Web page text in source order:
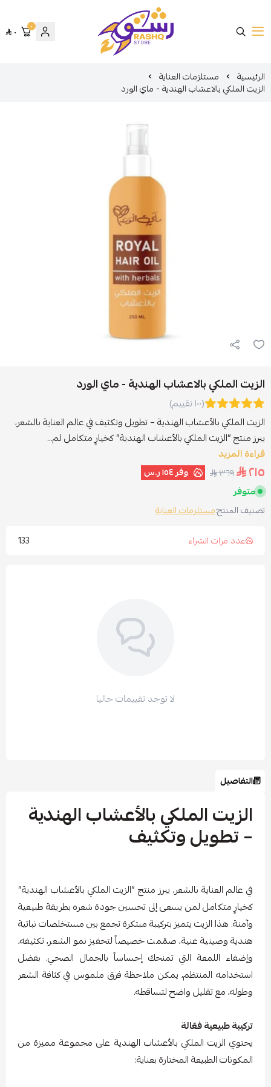
متجر رشق
٠ ٠
الرئيسية مستلزمات العناية
الزيت الملكي بالاعشاب الهندية - ماي الورد
الزيت الملكي بالاعشاب الهندية - ماي الورد
(١٠٠ تقييم)
الزيت الملكي بالأعشاب الهندية – تطويل وتكثيف في عالم العناية بالشعر،
يبرز منتج “الزيت الملكي بالأعشاب الهندية” كخيارٍ متكامل لم...
قراءة المزيد
٢١٥ ٣٦٩ وفر١٥٤ ر.س
متوفر
تصنيف المنتج:مستلزمات العناية
عدد مرات الشراء
133
لا توجد تقييمات حاليا
التفاصيل
الزيت الملكي بالأعشاب الهندية
– تطويل وتكثيف
في عالم العناية بالشعر، يبرز منتج “الزيت الملكي بالأعشاب الهندية”
كخيارٍ متكامل لمن يسعى إلى تحسين جودة شعره بطريقة طبيعية
وآمنة. هذا الزيت يتميز بتركيبة مبتكرة تجمع بين مستخلصات نباتية
هندية وصينية غنية، صمّمت خصيصاً لتحفيز نمو الشعر، تكثيفه،
وإضفاء اللمعة التي تمنحك إحساساً بالجمال الصحي. بفضل
استخدامه المنتظم، يمكن ملاحظة فرق ملموس في كثافة الشعر
وطوله، مع تقليل واضح لتساقطه.
تركيبة طبيعية فعّالة
يحتوي الزيت الملكي بالأعشاب الهندية على مجموعة مميزة من
المكونات الطبيعة المختارة بعناية: